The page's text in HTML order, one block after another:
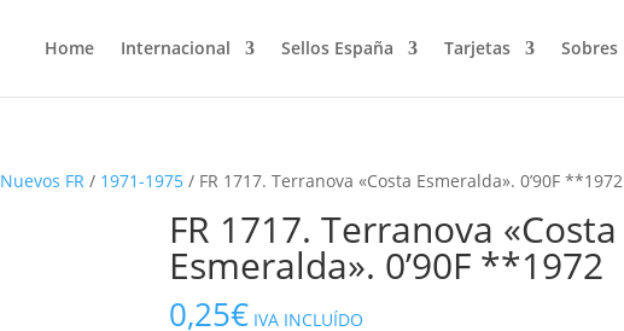
Home Internacional Sellos España Tarjetas Sobres
Nuevos FR / 1971-1975 / FR 1717. Terranova «Costa Esmeralda». 0’90F **1972
FR 1717. Terranova «Costa
Esmeralda». 0’90F **1972
0,25€ IVA INCLUÍDO